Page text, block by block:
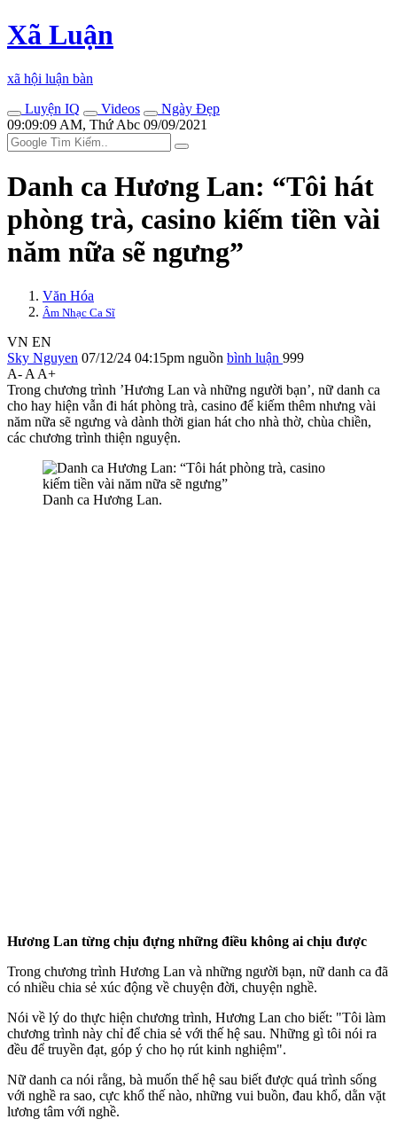
Xã Luận
xã hội luận bàn
Luyện IQ
Videos
Ngày Đẹp
09:09:09 AM, Thứ Abc 09/09/2021
Danh ca Hương Lan: “Tôi hát
phòng trà, casino kiếm tiền vài
năm nữa sẽ ngưng”
Văn Hóa
Âm Nhạc Ca Sĩ
VN EN
Sky Nguyen 07/12/24 04:15pm nguồn bình luận 999
A- A A+
Trong chương trình ’Hương Lan và những người bạn’, nữ danh ca
cho hay hiện vẫn đi hát phòng trà, casino để kiếm thêm nhưng vài
năm nữa sẽ ngưng và dành thời gian hát cho nhà thờ, chùa chiền,
các chương trình thiện nguyện.
Danh ca Hương Lan.
Hương Lan từng chịu đựng những điều không ai chịu được
Trong chương trình Hương Lan và những người bạn, nữ danh ca đã
có nhiều chia sẻ xúc động về chuyện đời, chuyện nghề.
Nói về lý do thực hiện chương trình, Hương Lan cho biết: "Tôi làm
chương trình này chỉ để chia sẻ với thế hệ sau. Những gì tôi nói ra
đều để truyền đạt, góp ý cho họ rút kinh nghiệm".
Nữ danh ca nói rằng, bà muốn thế hệ sau biết được quá trình sống
với nghề ra sao, cực khổ thế nào, những vui buồn, đau khổ, dằn vặt
lương tâm với nghề.